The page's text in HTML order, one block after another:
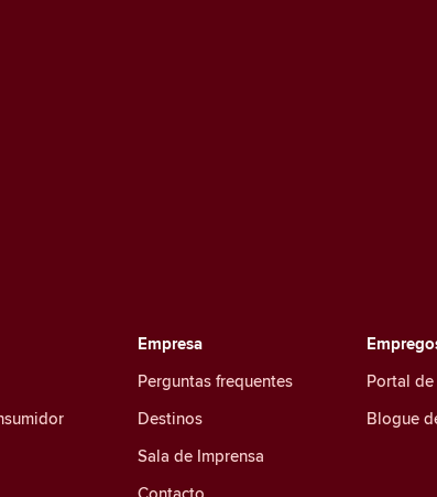
Portal
Blogue
Empresa
Perguntas frequentes
Destinos
Sala de Imprensa